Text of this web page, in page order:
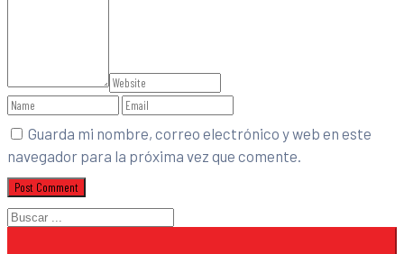
Guarda mi nombre, correo electrónico y web en este
navegador para la próxima vez que comente.